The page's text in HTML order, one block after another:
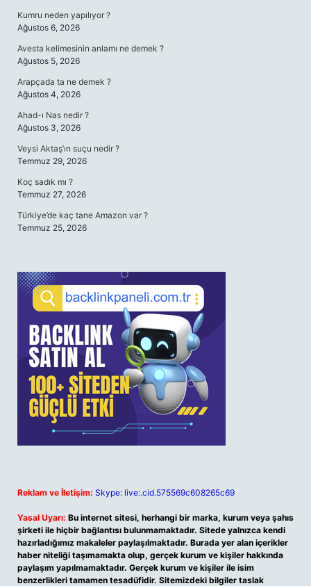
Kumru neden yapılıyor ?
Ağustos 6, 2026
Avesta kelimesinin anlamı ne demek ?
Ağustos 5, 2026
Arapçada ta ne demek ?
Ağustos 4, 2026
Ahad-ı Nas nedir ?
Ağustos 3, 2026
Veysi Aktaş’ın suçu nedir ?
Temmuz 29, 2026
Koç sadık mı ?
Temmuz 27, 2026
Türkiye’de kaç tane Amazon var ?
Temmuz 25, 2026
Reklam ve İletişim: Skype: live:.cid.575569c608265c69
Yasal Uyarı: Bu internet sitesi, herhangi bir marka, kurum veya şahıs
şirketi ile hiçbir bağlantısı bulunmamaktadır. Sitede yalnızca kendi
hazırladığımız makaleler paylaşılmaktadır. Burada yer alan içerikler
haber niteliği taşımamakta olup, gerçek kurum ve kişiler hakkında
paylaşım yapılmamaktadır. Gerçek kurum ve kişiler ile isim
benzerlikleri tamamen tesadüfidir. Sitemizdeki bilgiler taslak